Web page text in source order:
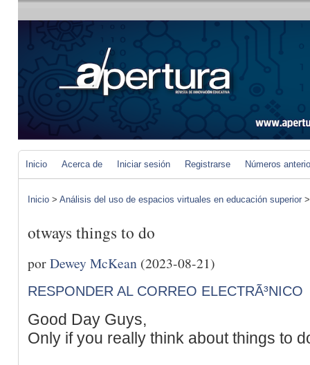
Inicio Acerca de Iniciar sesión Registrarse Números
Inicio > Análisis del uso de espacios virtuales en educación superior
otways things to do
porDewey McKean (2023-08-21)
RESPONDER AL CORREO ELECTRÃ³NICO
Good Day Guys,
Only if you really think about things to